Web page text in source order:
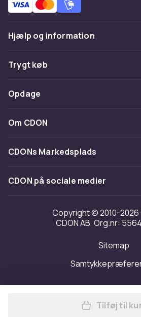
Hjælp og information
Ofte stillede spørgsmål
Spor pakke
Fortryd & returner her
Kontakt os
Trygt køb
Betaling
Levering
Tilbagekaldelser
Opdage
Kategorier
Maerke
Om CDON
Om os
Kundeanmeldelser
Arbejd på CDON
Investor relations
Tilgængelighed
CDONs Markedsplads
Merchant Help Center
CDON på sociale medier
Copyright © 2010-2026
CDON AB, Org.nr:
Sitemap
Læg
Tilføj til